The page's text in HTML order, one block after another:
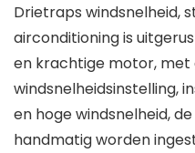
Drietraps windsnelheid,
airconditioning is
en krachtige motor,
windsnelheidsinstelling,
en hoge windsnelheid,
handmatig worden